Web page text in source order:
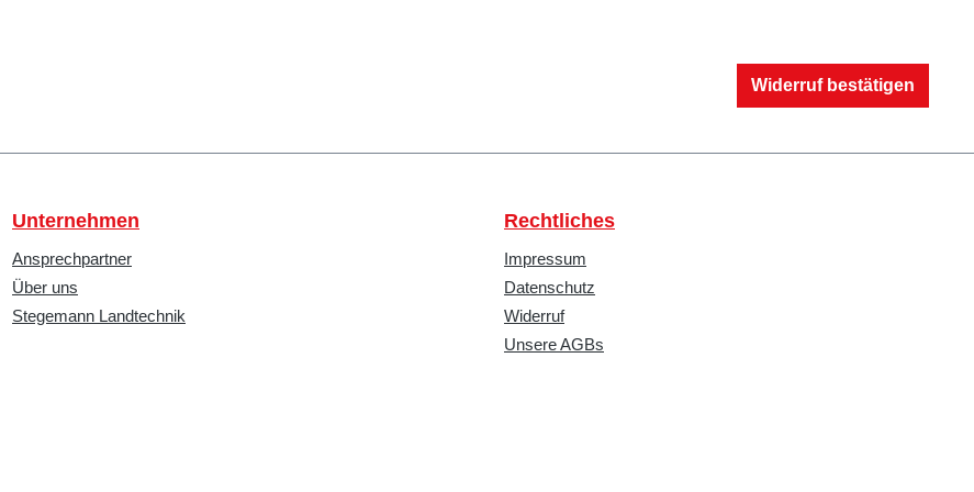
Widerruf bestätigen
Unternehmen
Ansprechpartner
Über uns
Stegemann Landtechnik
Rechtliches
Impressum
Datenschutz
Widerruf
Unsere AGBs